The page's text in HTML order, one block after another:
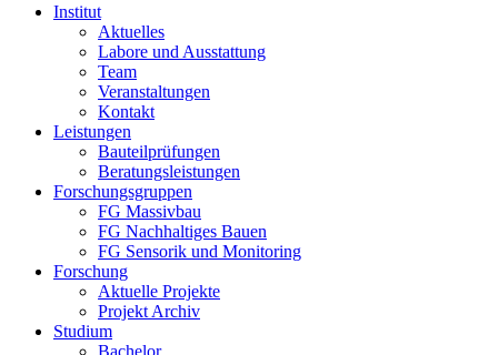
Institut
Aktuelles
Labore und Ausstattung
Team
Veranstaltungen
Kontakt
Leistungen
Bauteilprüfungen
Beratungsleistungen
Forschungsgruppen
FG Massivbau
FG Nachhaltiges Bauen
FG Sensorik und Monitoring
Forschung
Aktuelle Projekte
Projekt Archiv
Studium
Bachelor